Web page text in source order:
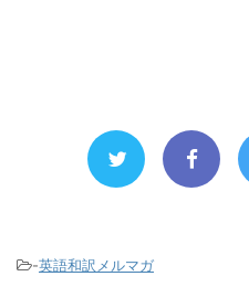
-英語和訳メルマガ